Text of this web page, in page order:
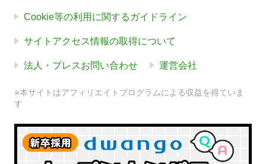
Cookie等の利用に関するガイドライン
サイトアクセス情報の取得について
法人・プレスお問い合わせ 運営会社
※本サイトはアフィリエイトプログラムによる収益を得ていま
す